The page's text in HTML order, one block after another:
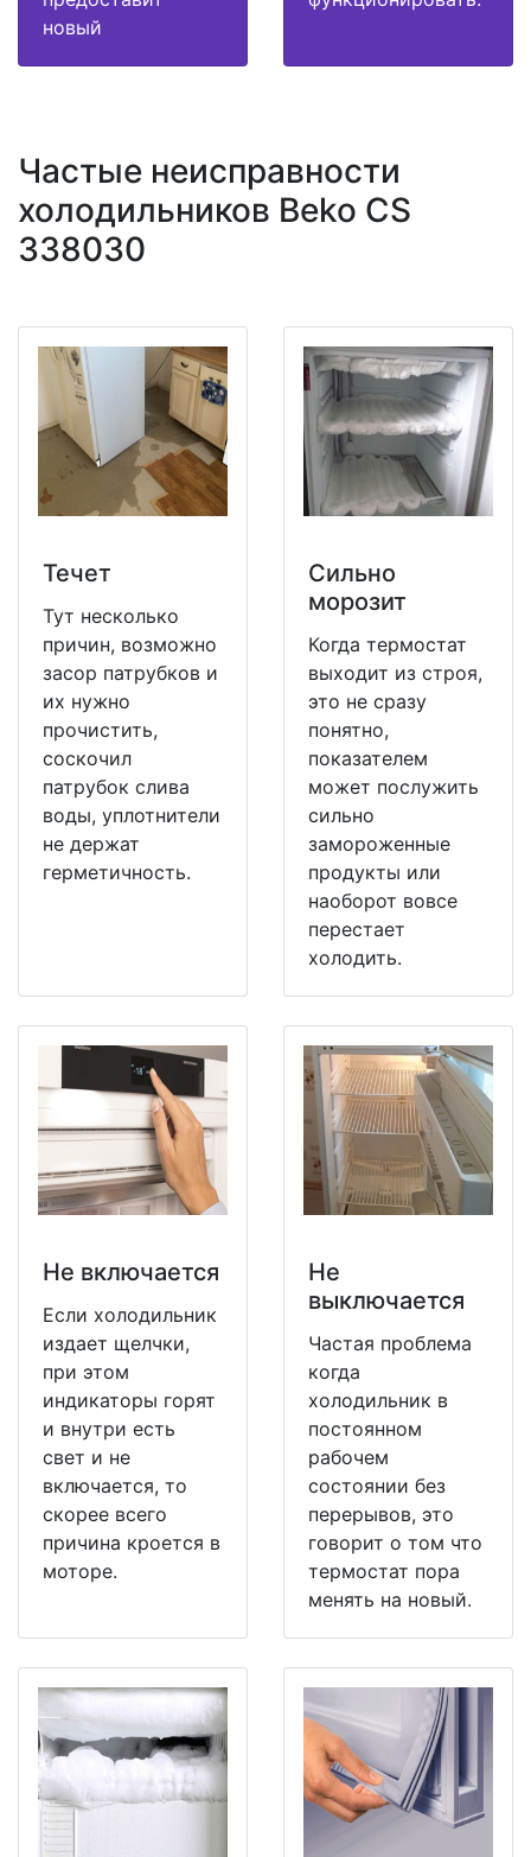
новый
Частые неисправности
холодильников Beko CS
338030
Течет
Тут несколько
причин, возможно
засор патрубков и
их нужно
прочистить,
соскочил
патрубок слива
воды, уплотнители
не держат
герметичность.
Сильно
морозит
Когда термостат
выходит из строя,
это не сразу
понятно,
показателем
может послужить
сильно
замороженные
продукты или
наоборот вовсе
перестает
холодить.
Не включается
Если холодильник
издает щелчки,
при этом
индикаторы горят
и внутри есть
свет и не
включается, то
скорее всего
причина кроется в
моторе.
Не
выключается
Частая проблема
когда
холодильник в
постоянном
рабочем
состоянии без
перерывов, это
говорит о том что
термостат пора
менять на новый.